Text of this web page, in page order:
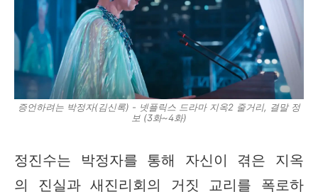
증언하려는 박정자(김신록) - 넷플릭스 드라마 지옥2 줄거리, 결말 정
보 (3화~4화)
정진수는 박정자를 통해 자신이 겪은 지옥
의 진실과 새진리회의 거짓 교리를 폭로하